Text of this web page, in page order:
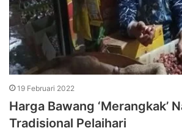
19 Februari 2022
Harga Bawang ‘Merangkak’
Tradisional Pelaihari